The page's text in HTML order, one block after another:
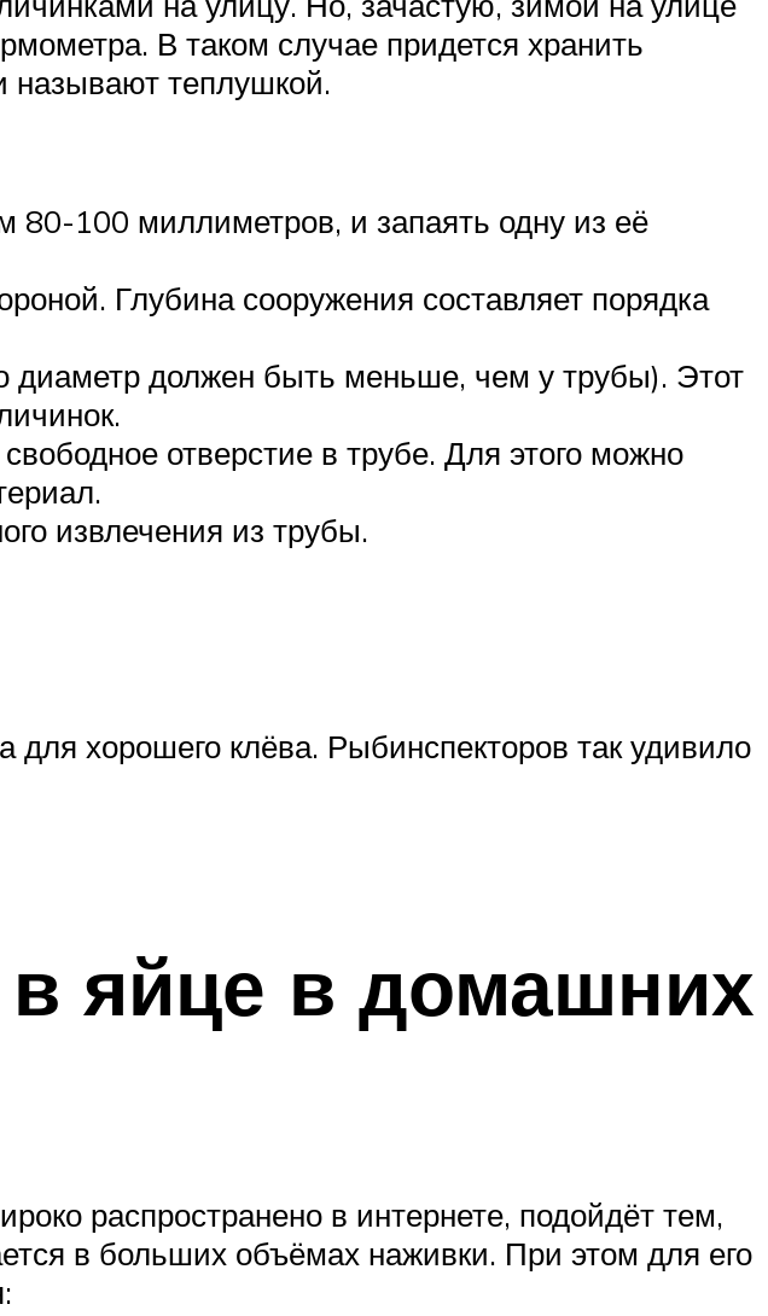
В таком случае придется хранить
называют теплушкой.
80-100 миллиметров, и запаять одну из её
Глубина сооружения составляет порядка
диаметр должен быть меньше, чем у трубы). Этот
отверстие в трубе. Для этого можно
извлечения из трубы.
для хорошего клёва. Рыбинспекторов так удивило
яйце в домашних
распространено в интернете, подойдёт тем,
в больших объёмах наживки. При этом для его